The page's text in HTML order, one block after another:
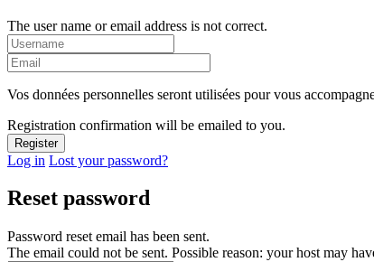
The user name or email address is not correct.
Vos données personnelles seront utilisées pour vous
Registration confirmation will be emailed to you.
Log in Lost your password?
Reset password
Password reset email has been sent.
The email could not be sent. Possible reason: your host may